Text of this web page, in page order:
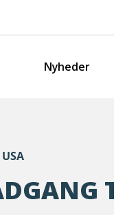
Nyheder